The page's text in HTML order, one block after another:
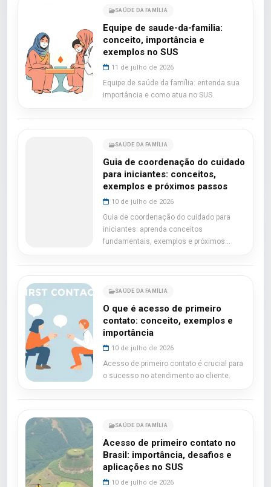
SAÚDE DA FAMÍLIA
Equipe de saude-da-familia:
conceito, importância e
exemplos no SUS
11 de julho de 2026
Equipe de saúde da família: entenda sua
importância e como atua no SUS.
SAÚDE DA FAMÍLIA
Guia de coordenação do cuidado
para iniciantes: conceitos,
exemplos e próximos passos
10 de julho de 2026
Guia de coordenação do cuidado para
iniciantes: aprenda conceitos
fundamentais, exemplos e próximos
SAÚDE DA FAMÍLIA
O que é acesso de primeiro
contato: conceito, exemplos e
importância
10 de julho de 2026
Acesso de primeiro contato é crucial para
o sucesso no atendimento ao cliente.
SAÚDE DA FAMÍLIA
Acesso de primeiro contato no
Brasil: importância, desafios e
aplicações no SUS
10 de julho de 2026